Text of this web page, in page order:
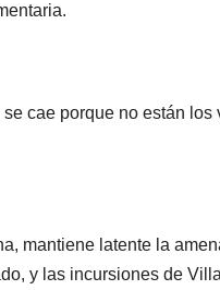
cae porque no están
mantiene latente la
y las incursiones de